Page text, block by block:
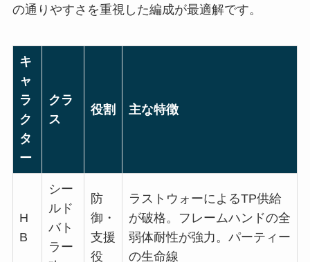
の通りやすさを重視した編成が最適解です。
キ
ャ
ラ
ク
タ
ー
クラ
ス
役割 主な特徴
H
B
シー
ルド
バト
ラー
防
御・
支援
役
ラストウォーによるTP供給
が破格。フレームハンドの全
弱体耐性が強力。パーティー
の生命線